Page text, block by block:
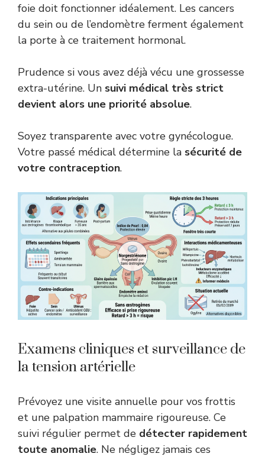
foie doit fonctionner idéalement. Les cancers
du sein ou de l’endomètre ferment également
la porte à ce traitement hormonal.
Prudence si vous avez déjà vécu une grossesse
extra-utérine. Un suivi médical très strict
devient alors une priorité absolue.
Soyez transparente avec votre gynécologue.
Votre passé médical détermine la sécurité de
votre contraception.
Examens cliniques et surveillance de
la tension artérielle
Prévoyez une visite annuelle pour vos frottis
et une palpation mammaire rigoureuse. Ce
suivi régulier permet de détecter rapidement
toute anomalie. Ne négligez jamais ces